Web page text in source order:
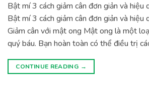
Bật mí 3 cách giảm cân đơn giản và hiệu
Bật mí 3 cách giảm cân đơn giản và hiệu
Giảm cân với mật ong Mật ong là một
quý báu. Bạn hoàn toàn có thể điều trị
CONTINUE READING →